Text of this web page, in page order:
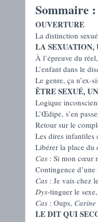
Sommaire :
OUVERTURE
La distinction
LA SEXUATION,
À l’épreuve du réel,
L’enfant dans le
Le genre, ça n’ex-
ÊTRE SEXUÉ,
Logique
L’Œdipe, s’en
Retour sur le
Les dires infantiles
Libérer la place du
Cas : Si mon cœur
Contingence d’une
Cas : Je vais chez
Dys-tinguer le
Cas : Oups, Carine
LE DIT QUI